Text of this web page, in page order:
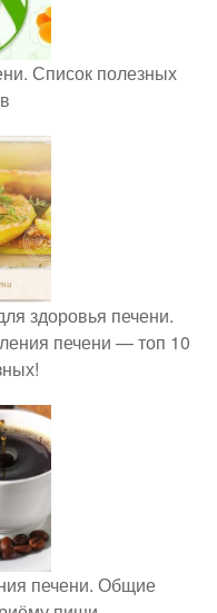
Список полезных
здоровья печени.
печени — топ 10
печени. Общие